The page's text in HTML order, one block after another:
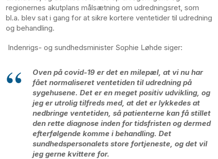
regionernes akutplans målsætning om udredningsret, som
bl.a. blev sat i gang for at sikre kortere ventetider til udredning
og behandling.
Indenrigs- og sundhedsminister Sophie Løhde siger:
Oven på covid-19 er det en milepæl, at vi nu har
fået normaliseret ventetiden til udredning på
sygehusene. Det er en meget positiv udvikling, og
jeg er utrolig tilfreds med, at det er lykkedes at
nedbringe ventetiden, så patienterne kan få stillet
den rette diagnose inden for tidsfristen og dermed
efterfølgende komme i behandling. Det
sundhedspersonalets store fortjeneste, og det vil
jeg gerne kvittere for.